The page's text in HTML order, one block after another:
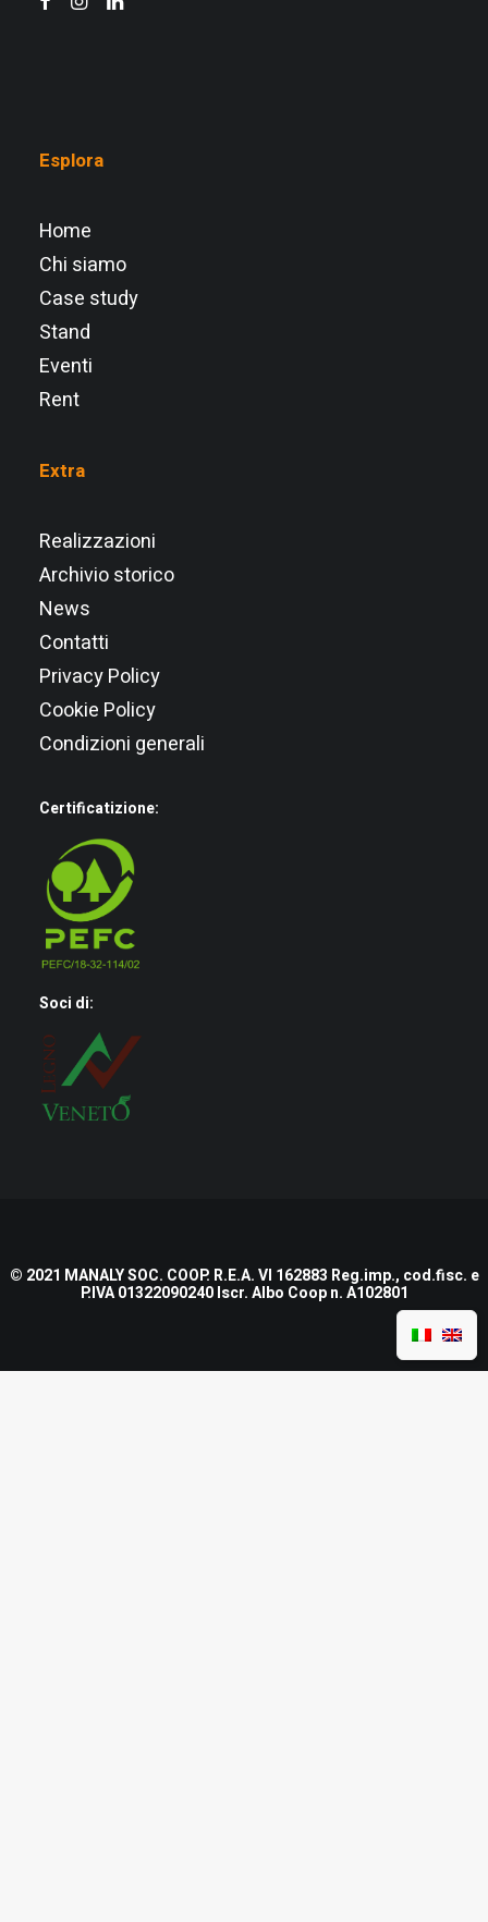
Esplora
Home
Chi siamo
Case study
Stand
Eventi
Rent
Extra
Realizzazioni
Archivio storico
News
Contatti
Privacy Policy
Cookie Policy
Condizioni generali
Certificatizione:
Soci di:
© 2021 MANALY SOC. COOP. R.E.A. VI 162883 Reg.imp., cod.fisc. e
P.IVA 01322090240 Iscr. Albo Coop n. A102801